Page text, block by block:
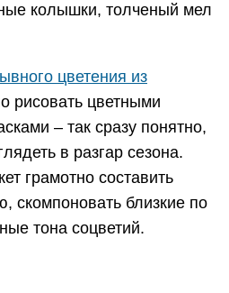
колышки, толченый мел
цветения из
рисовать цветными
– так сразу понятно,
в разгар сезона.
грамотно составить
скомпоновать близкие по
тона соцветий.